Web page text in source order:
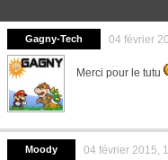
Gagny-Tech 04 février
Merci pour le tutu
Moody 04 février 2015,